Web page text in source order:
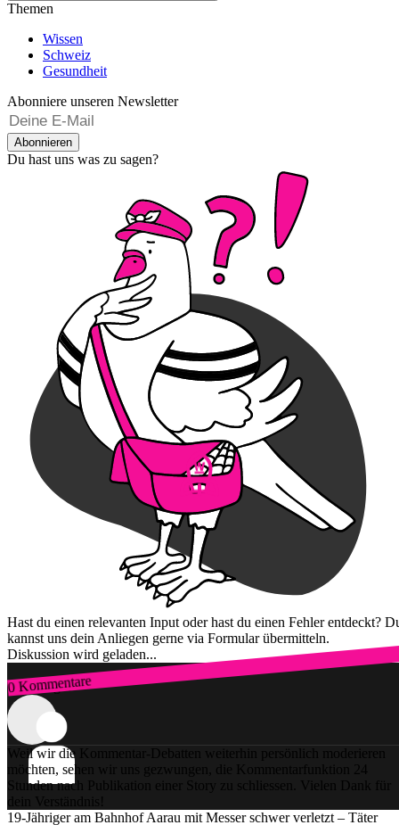
Themen
Wissen
Schweiz
Gesundheit
Abonniere unseren Newsletter
Abonnieren
Du hast uns was zu sagen?
Hast du einen relevanten Input oder hast du einen Fehler entdeckt?
kannst uns dein Anliegen gerne via Formular übermitteln.
Diskussion wird geladen...
0 Kommentare
Zum Login
Weil wir die Kommentar-Debatten weiterhin persönlich moderieren
möchten, sehen wir uns gezwungen, die Kommentarfunktion 24
Stunden nach Publikation einer Story zu schliessen. Vielen Dank für
dein Verständnis!
19-Jähriger am Bahnhof Aarau mit Messer schwer verletzt – Täter